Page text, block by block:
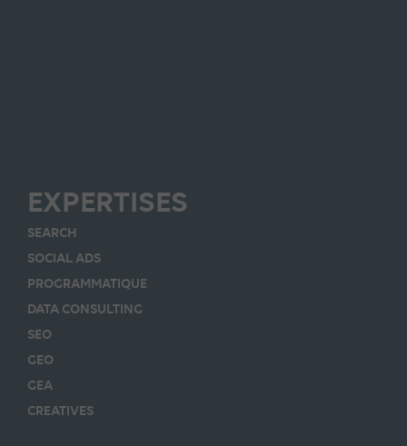
EXPERTISES
SEARCH
SOCIAL ADS
PROGRAMMATIQUE
DATA CONSULTING
SEO
GEO
GEA
CREATIVES